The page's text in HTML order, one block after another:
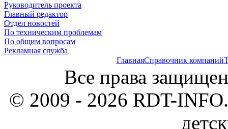
Руководитель проекта
Главный редактор
Отдел новостей
По техническим проблемам
По общим вопросам
Рекламная служба
ГлавнаяСправочник компаний
Все права
© 2009 - 2026 RDT-